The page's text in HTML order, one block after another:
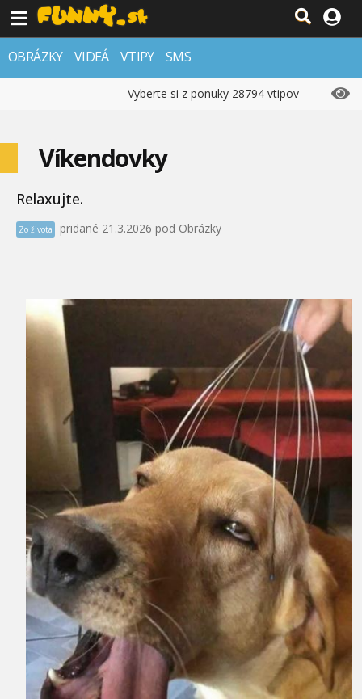
OBRÁZKY VIDEÁ VTIPY SMS
Vyberte si z ponuky 28794 vtipov
Víkendovky
Relaxujte.
Zo života pridané 21.3.2026 pod Obrázky